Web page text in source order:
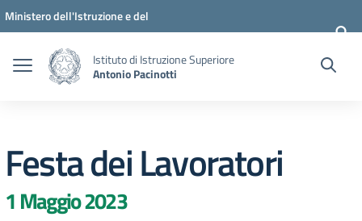
Vai ai contenuti
Vai al menu di navigazione
Vai al footer
Ministero dell'Istruzione e del
Istituto di Istruzione Superiore
Antonio Pacinotti
Festa dei Lavoratori
1 Maggio 2023